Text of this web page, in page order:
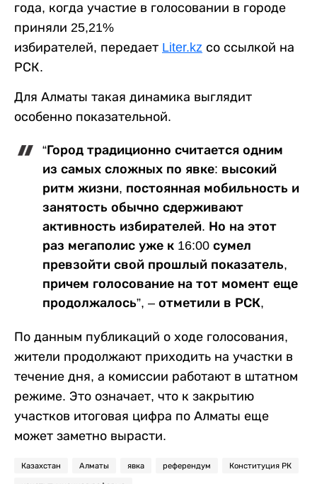
года, когда участие в голосовании в городе
приняли 25,21%
избирателей, передает Liter.kz со ссылкой на
РСК.
Для Алматы такая динамика выглядит
особенно показательной.
“Город традиционно считается одним
из самых сложных по явке: высокий
ритм жизни, постоянная мобильность и
занятость обычно сдерживают
активность избирателей. Но на этот
раз мегаполис уже к 16:00 сумел
превзойти свой прошлый показатель,
причем голосование на тот момент еще
продолжалось”, – отметили в РСК,
По данным публикаций о ходе голосования,
жители продолжают приходить на участки в
течение дня, а комиссии работают в штатном
режиме. Это означает, что к закрытию
участков итоговая цифра по Алматы еще
может заметно вырасти.
Казахстан Алматы явка референдум Конституция РК